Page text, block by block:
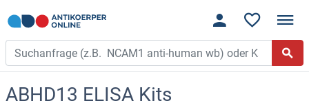
ABHD13 ELISA Kits